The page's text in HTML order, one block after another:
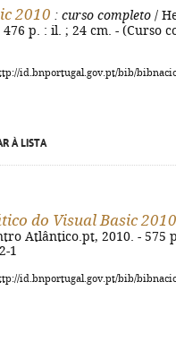
2010 : curso completo /
476 p. : il. ; 24 cm. - (Curso
id.bnportugal.gov.pt/bib/
À LISTA
do Visual Basic 2010
Atlântico.pt, 2010. - 575
1
id.bnportugal.gov.pt/bib/